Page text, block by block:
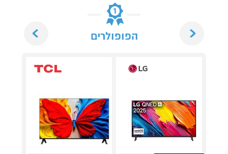
הפופולרים